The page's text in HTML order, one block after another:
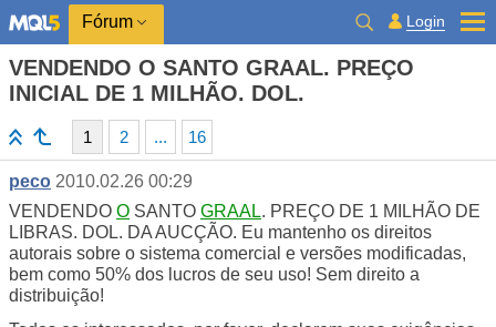
Fórum Login
VENDENDO O SANTO GRAAL. PREÇO
INICIAL DE 1 MILHÃO. DOL.
1 2 ... 16
peco 2010.02.26 00:29
VENDENDO O SANTO GRAAL. PREÇO DE 1 MILHÃO DE
LIBRAS. DOL. DA AUCÇÃO. Eu mantenho os direitos
autorais sobre o sistema comercial e versões modificadas,
bem como 50% dos lucros de seu uso! Sem direito a
distribuição!